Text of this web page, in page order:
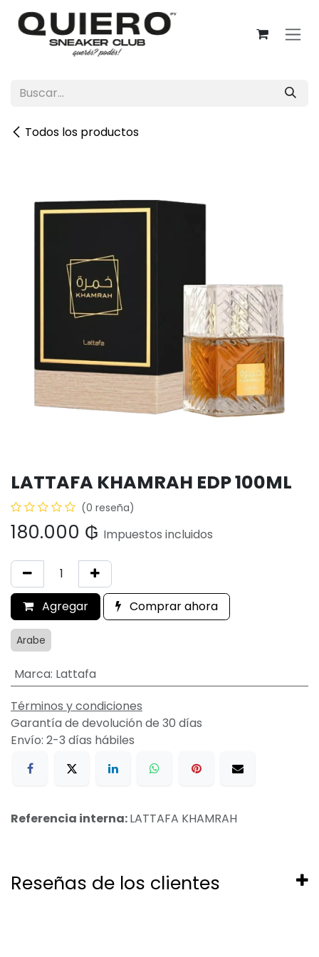
Ir al contenido
Todos los productos
LATTAFA KHAMRAH EDP 100ML
(0 reseña)
180.000 ₲ Impuestos incluidos
Agregar Comprar ahora
Arabe
Marca: Lattafa
Términos y condiciones
Garantía de devolución de 30 días
Envío: 2-3 días hábiles
Referencia interna:LATTAFA KHAMRAH
Reseñas de los clientes